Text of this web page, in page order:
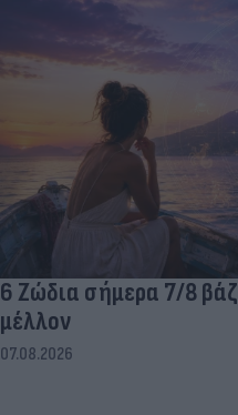
6 Ζώδια σήμερα 7/8
μέλλον
07.08.2026